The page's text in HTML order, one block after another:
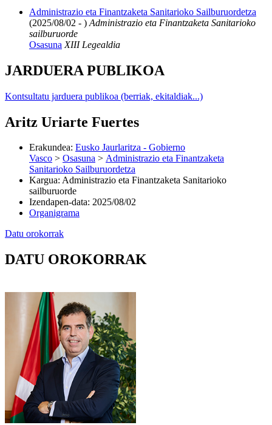
Administrazio eta Finantzaketa Sanitarioko Sailburuordetza
(2025/08/02 - ) Administrazio eta Finantzaketa Sanitarioko
sailburuorde
Osasuna XIII Legealdia
JARDUERA PUBLIKOA
Kontsultatu jarduera publikoa (berriak, ekitaldiak...)
Aritz Uriarte Fuertes
Erakundea: Eusko Jaurlaritza - Gobierno
Vasco > Osasuna > Administrazio eta Finantzaketa
Sanitarioko Sailburuordetza
Kargua: Administrazio eta Finantzaketa Sanitarioko
sailburuorde
Izendapen-data: 2025/08/02
Organigrama
Datu orokorrak
DATU OROKORRAK